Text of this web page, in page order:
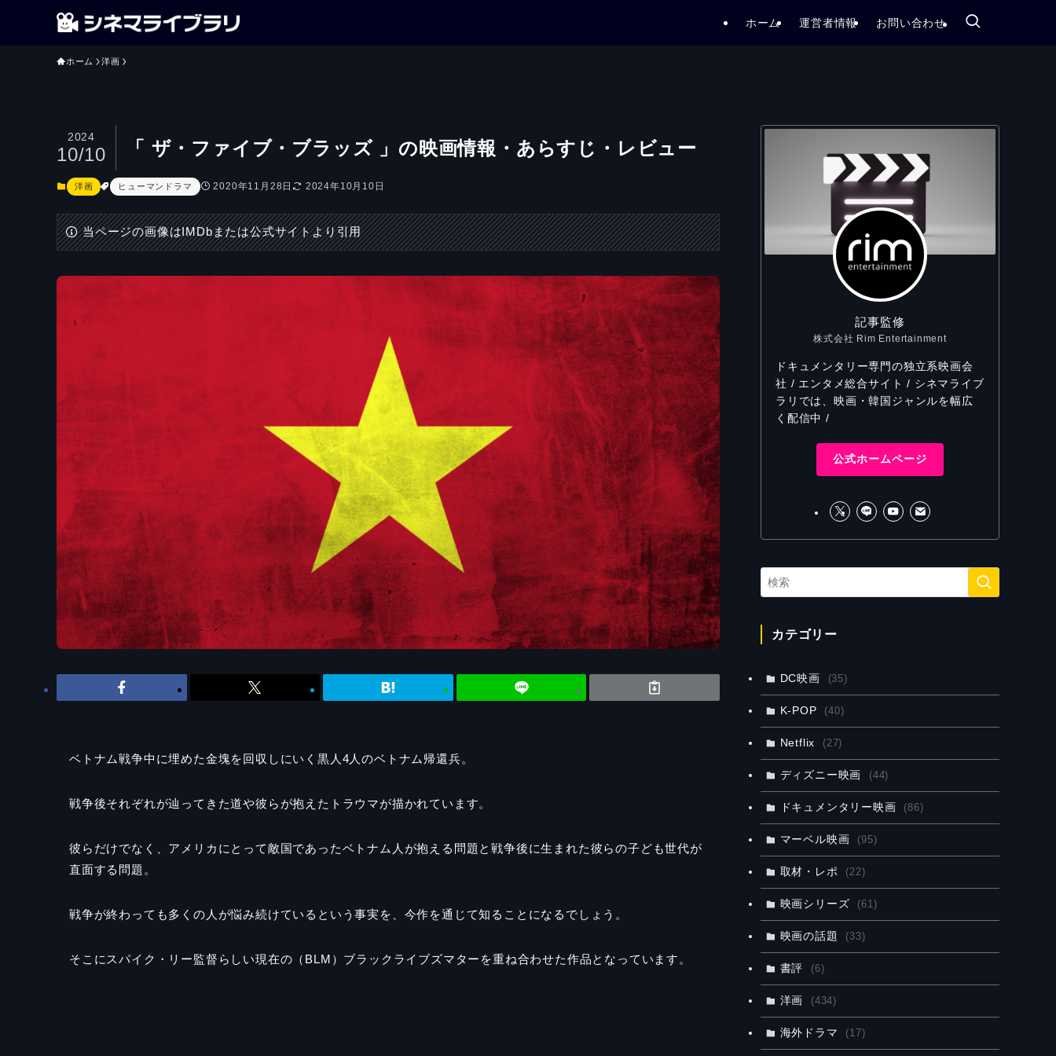
ホーム 運営者情報 お問い合わせ
ホーム 洋画
「 ザ・ファイブ・ブラッズ 」の映画情報・あらすじ・レビュー
2024
10/10
洋画 ヒューマンドラマ 2020年11月28日 2024年10月10日
当ページの画像はIMDbまたは公式サイトより引用
ベトナム戦争中に埋めた金塊を回収しにいく黒人4人のベトナム帰還兵。
戦争後それぞれが辿ってきた道や彼らが抱えたトラウマが描かれています。
彼らだけでなく、アメリカにとって敵国であったベトナム人が抱える問題と戦争後に生まれた彼らの子ども世代が
直面する問題。
戦争が終わっても多くの人が悩み続けているという事実を、今作を通じて知ることになるでしょう。
そこにスパイク・リー監督らしい現在の（BLM）ブラックライブズマターを重ね合わせた作品となっています。
記事監修
株式会社 Rim Entertainment
ドキュメンタリー専門の独立系映画会
社 / エンタメ総合サイト / シネマライブ
ラリでは、映画・韓国ジャンルを幅広
く配信中 /
公式ホームページ
カテゴリー
DC映画 (35)
K-POP (40)
Netflix (27)
ディズニー映画 (44)
ドキュメンタリー映画 (86)
マーベル映画 (95)
取材・レポ (22)
映画シリーズ (61)
映画の話題 (33)
書評 (6)
洋画 (434)
海外ドラマ (17)